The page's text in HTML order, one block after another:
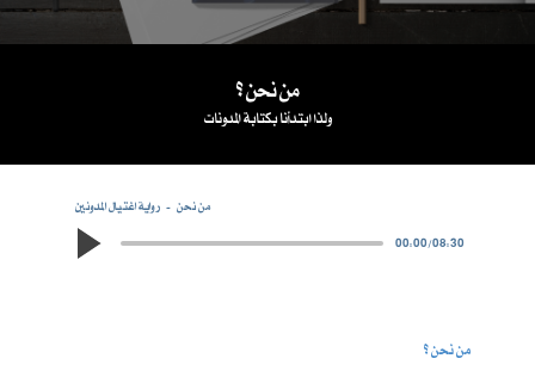
من نحن ؟
ولذا ابتدأنا بكتابة المدونات
رواية اغتيال المدونين
من نحن
00:00/08:30
من نحن ؟